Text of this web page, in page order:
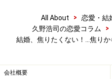
現在進行形で起こっている
て意味があってのことだと
に進むことはありません。
All About > 恋愛・結
久野浩司の恋愛コラム
>
結婚、焦りたくない！…焦り
会社概要